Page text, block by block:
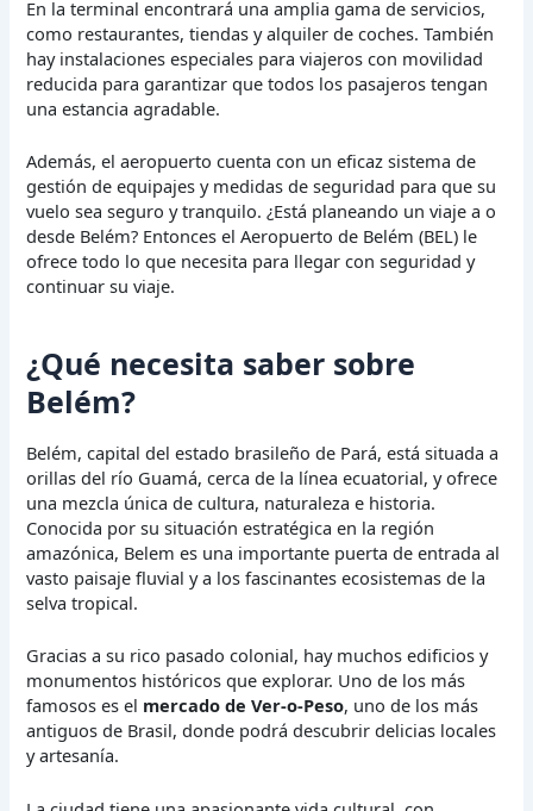
En la terminal encontrará una amplia gama de servicios,
como restaurantes, tiendas y alquiler de coches. También
hay instalaciones especiales para viajeros con movilidad
reducida para garantizar que todos los pasajeros tengan
una estancia agradable.
Además, el aeropuerto cuenta con un eficaz sistema de
gestión de equipajes y medidas de seguridad para que su
vuelo sea seguro y tranquilo. ¿Está planeando un viaje a o
desde Belém? Entonces el Aeropuerto de Belém (BEL) le
ofrece todo lo que necesita para llegar con seguridad y
continuar su viaje.
¿Qué necesita saber sobre
Belém?
Belém, capital del estado brasileño de Pará, está situada a
orillas del río Guamá, cerca de la línea ecuatorial, y ofrece
una mezcla única de cultura, naturaleza e historia.
Conocida por su situación estratégica en la región
amazónica, Belem es una importante puerta de entrada al
vasto paisaje fluvial y a los fascinantes ecosistemas de la
selva tropical.
Gracias a su rico pasado colonial, hay muchos edificios y
monumentos históricos que explorar. Uno de los más
famosos es el mercado de Ver-o-Peso, uno de los más
antiguos de Brasil, donde podrá descubrir delicias locales
y artesanía.